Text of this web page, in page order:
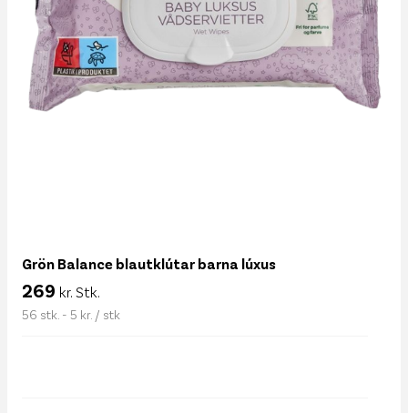
Grön Balance blautklútar barna lúxus
269 kr. Stk.
56 stk. - 5 kr. / stk